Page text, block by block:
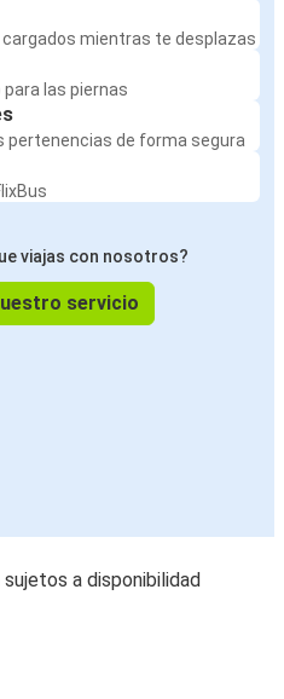
mientras te desplazas
las piernas
pertenencias de forma segura
viajas con nosotros?
servicio
a disponibilidad